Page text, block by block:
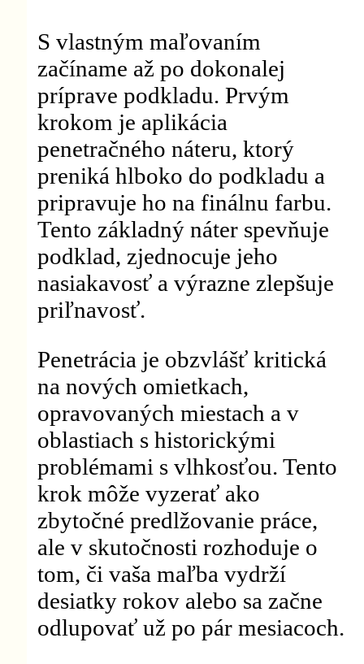
S vlastným maľovaním
začíname až po dokonalej
príprave podkladu. Prvým
krokom je aplikácia
penetračného náteru, ktorý
preniká hlboko do podkladu a
pripravuje ho na finálnu farbu.
Tento základný náter spevňuje
podklad, zjednocuje jeho
nasiakavosť a výrazne zlepšuje
priľnavosť.
Penetrácia je obzvlášť kritická
na nových omietkach,
opravovaných miestach a v
oblastiach s historickými
problémami s vlhkosťou. Tento
krok môže vyzerať ako
zbytočné predlžovanie práce,
ale v skutočnosti rozhoduje o
tom, či vaša maľba vydrží
desiatky rokov alebo sa začne
odlupovať už po pár mesiacoch.